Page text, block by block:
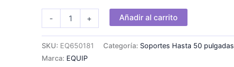
-
1Brazo
Blanco
+ Añadir al carrito
SKU: EQ650181 Categoría: Soportes Hasta 50 pulgadas
Marca: EQUIP